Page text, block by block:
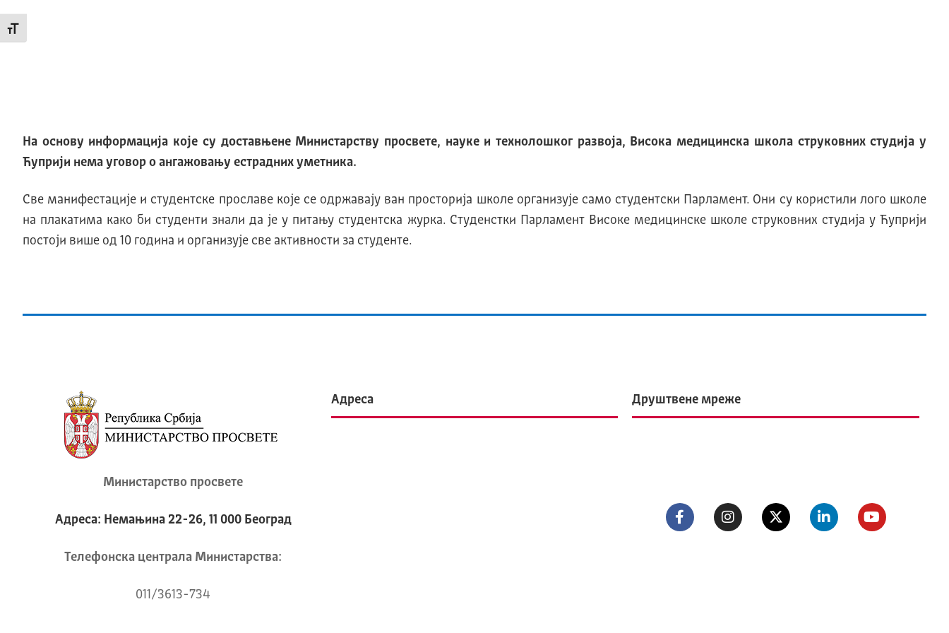
Промени величину слова
На основу информација које су доставњене Министарству просвете, науке и технолошког развоја, Висока медицинска школа струковних студија у
Ћуприји нема уговор о ангажовању естрадних уметника.
Све манифестације и студентске прославе које се одржавају ван просторија школе организује само студентски Парламент. Они су користили лого школе
на плакатима како би студенти знали да је у питању студентска журка. Студенстки Парламент Високе медицинске школе струковних студија у Ћуприји
постоји више од 10 година и организује све активности за студенте.
Министарство просвете
Адреса: Немањина 22-26, 11 000 Београд
Телeфонска централа Mинистарства:
011/3613-734
Адреса Друштвене мреже